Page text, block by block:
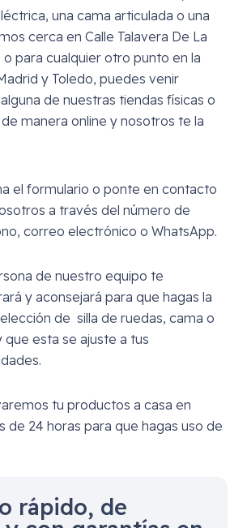
una cama articulada o una
cerca en Calle Talavera De La
o para cualquier otro punto en la
y Toledo, puedes venir
de nuestras tiendas físicas o
manera online y nosotros te la
el formulario o ponte en contacto
a través del número de
correo electrónico o WhatsApp.
de nuestro equipo te
y aconsejará para que hagas la
de silla de ruedas, cama o
que esta se ajuste a tus
tu productos a casa en
de 24 horas para que hagas uso de
rápido, de